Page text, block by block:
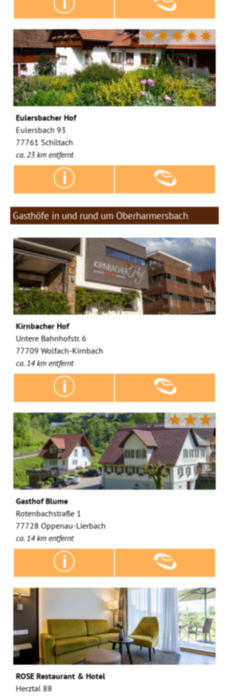
✷✷✷✷✷
Eulersbacher Hof
Eulersbach 93
77761 Schiltach
ca. 23 km entfernt
Gasthöfe in und rund um Oberharmersbach
Kirnbacher Hof
Untere Bahnhofstr. 6
77709 Wolfach-Kirnbach
ca. 14 km entfernt
★★★
Gasthof Blume
Rotenbachstraße 1
77728 Oppenau-Lierbach
ca. 14 km entfernt
ROSE Restaurant & Hotel
Herztal 88